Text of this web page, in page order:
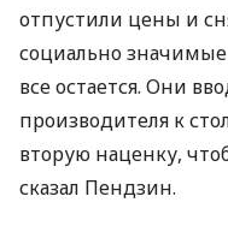
отпустили цены и
социально
все остается. Они
производителя к
вторую наценку,
сказал Пендзин.